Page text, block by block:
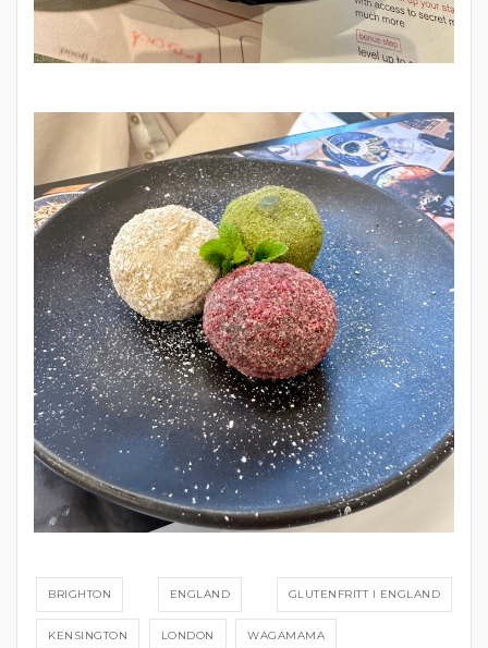
BRIGHTON ENGLAND GLUTENFRITT I ENGLAND
KENSINGTON LONDON WAGAMAMA